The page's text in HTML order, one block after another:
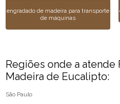
engradado de madeira para transporte
de máquinas
Regiões onde a atende
Madeira de Eucalipto:
São Paulo